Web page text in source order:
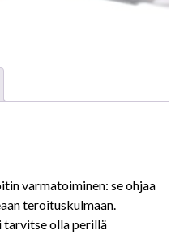
varmatoiminen: se ohjaa
teroituskulmaan.
tarvitse olla perillä